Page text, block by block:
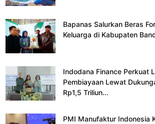
Bapanas Salurkan Beras
Keluarga di Kabupaten
Indodana Finance Perkuat
Pembiayaan Lewat
Rp1,5 Triliun...
PMI Manufaktur Indonesia